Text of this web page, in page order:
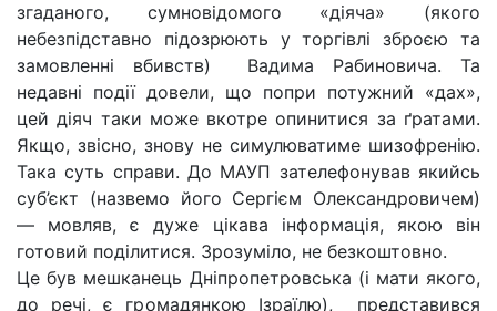
згаданого, сумновідомого «діяча» (якого
небезпідставно підозрюють у торгівлі зброєю та
замовленні вбивств) Вадима Рабиновича. Та
недавні події довели, що попри потужний «дах»,
цей діяч таки може вкотре опинитися за ґратами.
Якщо, звісно, знову не симулюватиме шизофренію.
Така суть справи. До МАУП зателефонував якийсь
суб’єкт (назвемо його Сергієм Олександровичем)
— мовляв, є дуже цікава інформація, якою він
готовий поділитися. Зрозуміло, не безкоштовно.
Це був мешканець Дніпропетровська (і мати якого,
до речі, є громадянкою Ізраїлю), представився